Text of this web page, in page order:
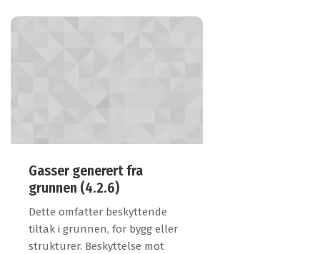
Gasser generert fra
grunnen (4.2.6)
Dette omfatter beskyttende
tiltak i grunnen, for bygg eller
strukturer. Beskyttelse mot